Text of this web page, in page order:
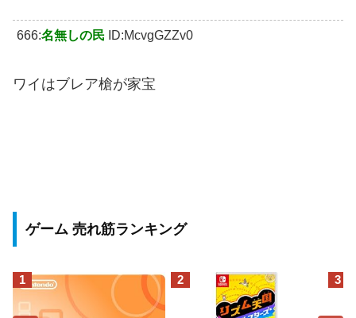
666:名無しの民 ID:McvgGZZv0
ワイはブレア槍が家宝
ゲーム 売れ筋ランキング
1 2 3